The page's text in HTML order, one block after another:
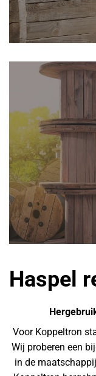
Haspel
Voor Koppeltron
Wij proberen een
in de